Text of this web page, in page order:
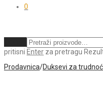
0
pritisni Enter za pretragu
Prodavnica/Duksevi za